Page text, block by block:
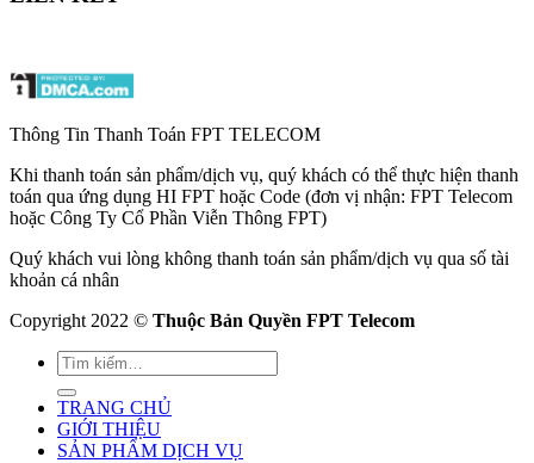
Thông Tin Thanh Toán FPT TELECOM
Khi thanh toán sản phẩm/dịch vụ, quý khách có thể thực hiện thanh
toán qua ứng dụng HI FPT hoặc Code (đơn vị nhận: FPT Telecom
hoặc Công Ty Cổ Phần Viễn Thông FPT)
Quý khách vui lòng không thanh toán sản phẩm/dịch vụ qua số tài
khoản cá nhân
Copyright 2022 © Thuộc Bản Quyền FPT Telecom
TRANG CHỦ
GIỚI THIỆU
SẢN PHẨM DỊCH VỤ